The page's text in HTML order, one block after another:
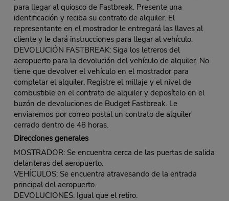
para llegar al quiosco de Fastbreak. Presente una
identificación y reciba su contrato de alquiler. El
representante en el mostrador le entregará las llaves al
cliente y le dará instrucciones para llegar al vehículo.
DEVOLUCIÓN FASTBREAK: Siga los letreros del
aeropuerto para la devolución del vehículo de alquiler. No
tiene que devolver el vehículo en el mostrador para
completar el alquiler. Registre el millaje y el nivel de
combustible en el contrato de alquiler y deposítelo en el
buzón de devoluciones de Budget Fastbreak. Le
enviaremos por correo postal un contrato de alquiler
cerrado dentro de 48 horas.
Direcciones generales
MOSTRADOR: Se encuentra cerca de las puertas de salida
delanteras del aeropuerto.
VEHÍCULOS: Se encuentra atravesando de la entrada
principal del aeropuerto.
DEVOLUCIONES: Igual que el retiro.